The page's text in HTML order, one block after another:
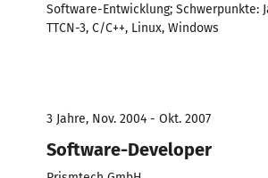
Software-Entwicklung; Schwerpunkte:
TTCN-3, C/C++, Linux, Windows
3 Jahre, Nov. 2004 - Okt. 2007
Software-Developer